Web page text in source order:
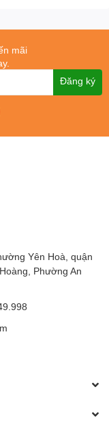
mãi
Đăng ký
Yên Hoà, quận
Phường An